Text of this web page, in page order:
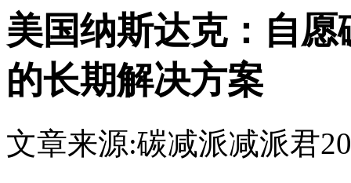
美国纳斯达克：自
的长期解决方案
文章来源:碳减派减派君